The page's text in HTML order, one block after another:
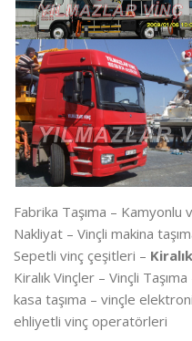
Fabrika Taşıma – Kamyonlu
Nakliyat – Vinçli makina
Sepetli vinç çeşitleri –
Kiralık Vinçler – Vinçli
kasa taşıma – vinçle
ehliyetli vinç operatörleri